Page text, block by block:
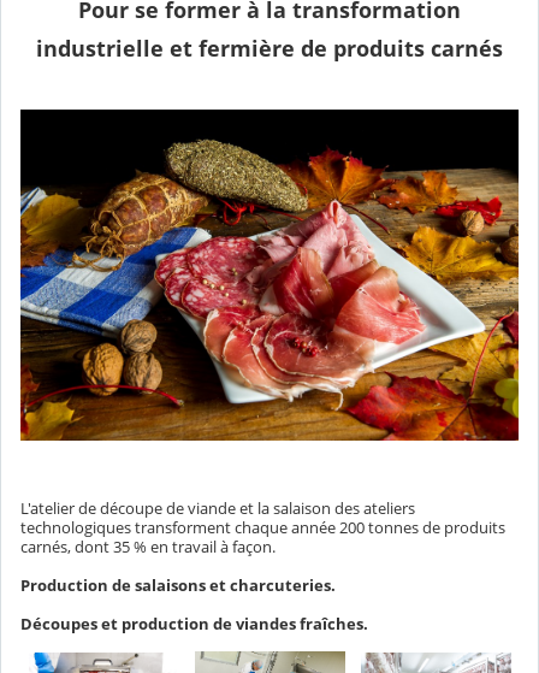
Pour se former à la transformation
industrielle et fermière de produits carnés
L'atelier de découpe de viande et la salaison des ateliers
technologiques transforment chaque année 200 tonnes de produits
carnés, dont 35 % en travail à façon.
Production de salaisons et charcuteries.
Découpes et production de viandes fraîches.